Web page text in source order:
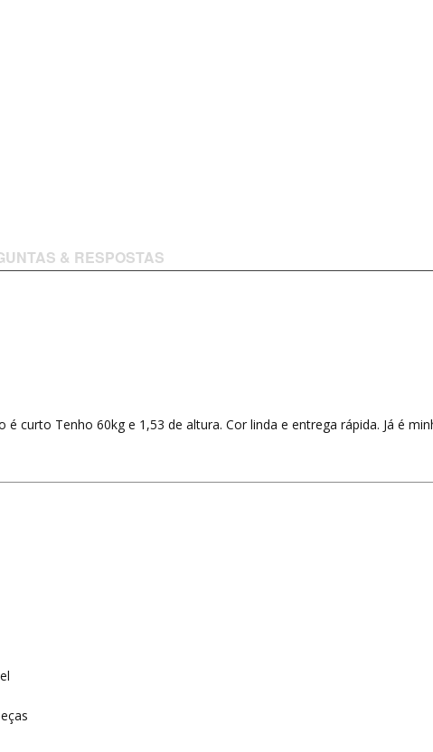
& RESPOSTAS
é curto Tenho 60kg e 1,53 de altura. Cor linda e entrega rápida. Já é